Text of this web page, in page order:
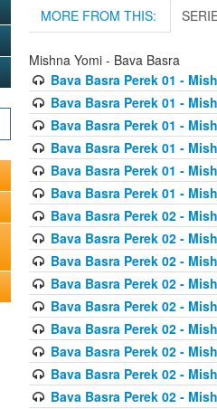
MORE FROM THIS:
Mishna Yomi - Bava Basra
Bava Basra Perek 01 -
Bava Basra Perek 01 -
Bava Basra Perek 01 -
Bava Basra Perek 01 -
Bava Basra Perek 01 -
Bava Basra Perek 01 -
Bava Basra Perek 02 -
Bava Basra Perek 02 -
Bava Basra Perek 02 -
Bava Basra Perek 02 -
Bava Basra Perek 02 -
Bava Basra Perek 02 -
Bava Basra Perek 02 -
Bava Basra Perek 02 -
Bava Basra Perek 02 -